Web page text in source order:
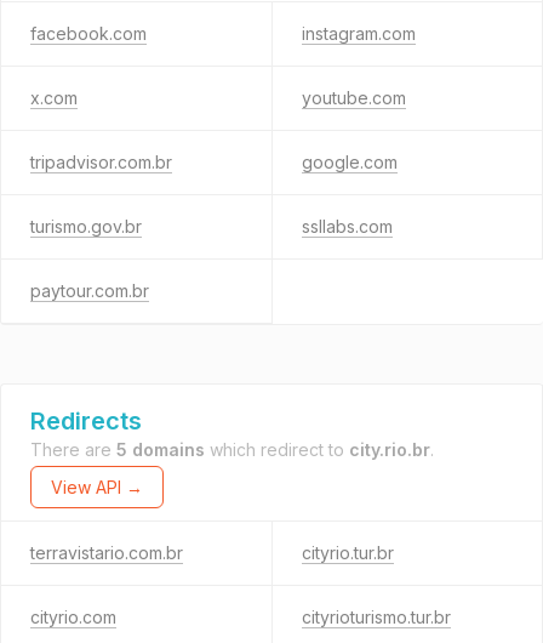
facebook.com instagram.com
x.com youtube.com
tripadvisor.com.br google.com
turismo.gov.br ssllabs.com
paytour.com.br
Redirects
There are 5 domains which redirect to city.rio.br.
View API →
terravistario.com.br cityrio.tur.br
cityrio.com cityrioturismo.tur.br